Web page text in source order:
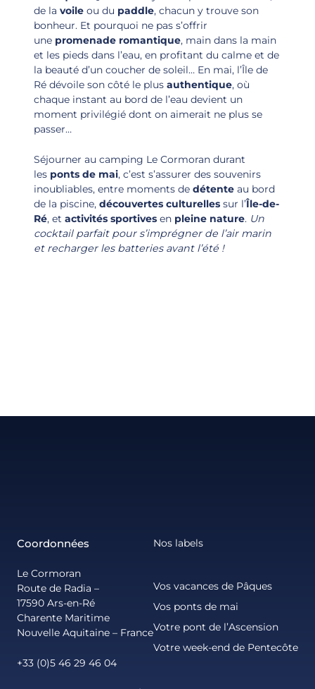
de la voile ou du paddle, chacun y trouve son
bonheur. Et pourquoi ne pas s’offrir
une promenade romantique, main dans la main
et les pieds dans l’eau, en profitant du calme et de
la beauté d’un coucher de soleil… En mai, l’Île de
Ré dévoile son côté le plus authentique, où
chaque instant au bord de l’eau devient un
moment privilégié dont on aimerait ne plus se
passer…
Séjourner au camping Le Cormoran durant
les ponts de mai, c’est s’assurer des souvenirs
inoubliables, entre moments de détente au bord
de la piscine, découvertes culturelles sur l’Île-de-
Ré, et activités sportives en pleine nature. Un
cocktail parfait pour s’imprégner de l’air marin
et recharger les batteries avant l’été !
Coordonnées
Le Cormoran
Route de Radia –
17590 Ars-en-Ré
Charente Maritime
Nouvelle Aquitaine – France
+33 (0)5 46 29 46 04
Nos labels
Vos vacances de Pâques
Vos ponts de mai
Votre pont de l’Ascension
Votre week-end de Pentecôte